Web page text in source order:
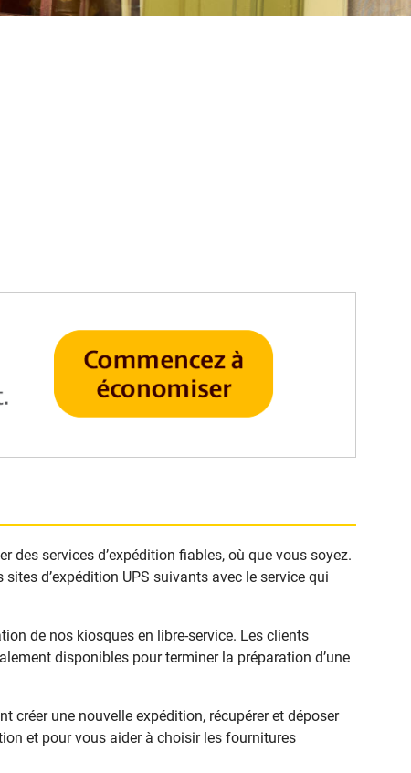
des services d’expédition fiables, où que vous soyez.
d’expédition UPS suivants avec le service qui
de nos kiosques en libre-service. Les clients
disponibles pour terminer la préparation d’une
créer une nouvelle expédition, récupérer et déposer
et pour vous aider à choisir les fournitures